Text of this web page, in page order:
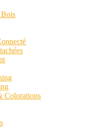
Bois
Colorations